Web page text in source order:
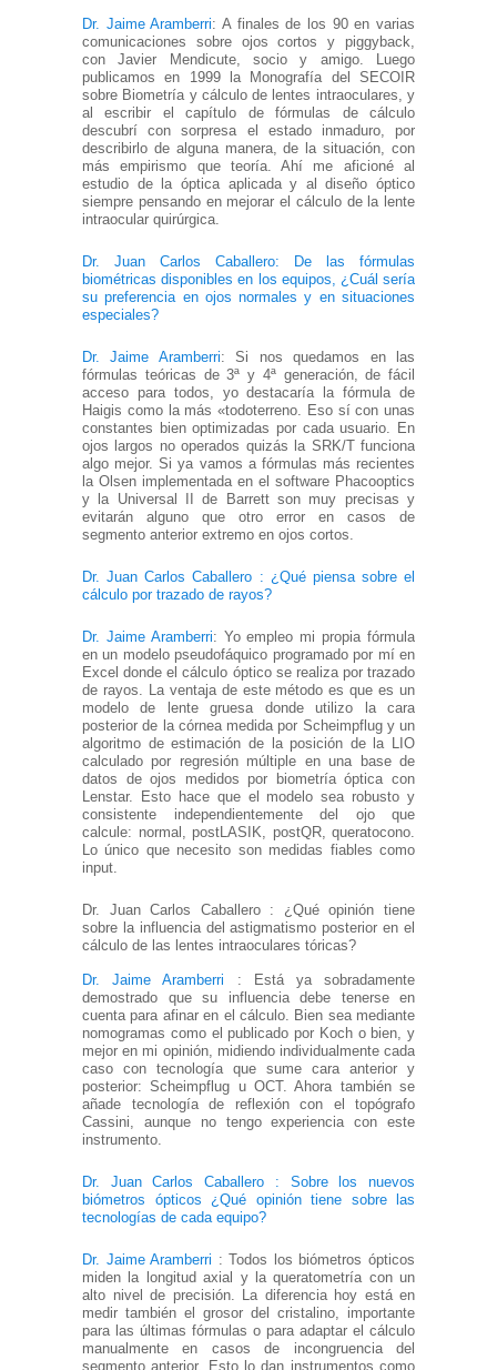
Dr. Jaime Aramberri: A finales de los 90 en varias
comunicaciones sobre ojos cortos y piggyback,
con Javier Mendicute, socio y amigo. Luego
publicamos en 1999 la Monografía del SECOIR
sobre Biometría y cálculo de lentes intraoculares, y
al escribir el capítulo de fórmulas de cálculo
descubrí con sorpresa el estado inmaduro, por
describirlo de alguna manera, de la situación, con
más empirismo que teoría. Ahí me aficioné al
estudio de la óptica aplicada y al diseño óptico
siempre pensando en mejorar el cálculo de la lente
intraocular quirúrgica.
Dr. Juan Carlos Caballero: De las fórmulas
biométricas disponibles en los equipos, ¿Cuál sería
su preferencia en ojos normales y en situaciones
especiales?
Dr. Jaime Aramberri: Si nos quedamos en las
fórmulas teóricas de 3ª y 4ª generación, de fácil
acceso para todos, yo destacaría la fórmula de
Haigis como la más «todoterreno. Eso sí con unas
constantes bien optimizadas por cada usuario. En
ojos largos no operados quizás la SRK/T funciona
algo mejor. Si ya vamos a fórmulas más recientes
la Olsen implementada en el software Phacooptics
y la Universal II de Barrett son muy precisas y
evitarán alguno que otro error en casos de
segmento anterior extremo en ojos cortos.
Dr. Juan Carlos Caballero : ¿Qué piensa sobre el
cálculo por trazado de rayos?
Dr. Jaime Aramberri: Yo empleo mi propia fórmula
en un modelo pseudofáquico programado por mí en
Excel donde el cálculo óptico se realiza por trazado
de rayos. La ventaja de este método es que es un
modelo de lente gruesa donde utilizo la cara
posterior de la córnea medida por Scheimpflug y un
algoritmo de estimación de la posición de la LIO
calculado por regresión múltiple en una base de
datos de ojos medidos por biometría óptica con
Lenstar. Esto hace que el modelo sea robusto y
consistente independientemente del ojo que
calcule: normal, postLASIK, postQR, queratocono.
Lo único que necesito son medidas fiables como
input.
Dr. Juan Carlos Caballero : ¿Qué opinión tiene
sobre la influencia del astigmatismo posterior en el
cálculo de las lentes intraoculares tóricas?
Dr. Jaime Aramberri : Está ya sobradamente
demostrado que su influencia debe tenerse en
cuenta para afinar en el cálculo. Bien sea mediante
nomogramas como el publicado por Koch o bien, y
mejor en mi opinión, midiendo individualmente cada
caso con tecnología que sume cara anterior y
posterior: Scheimpflug u OCT. Ahora también se
añade tecnología de reflexión con el topógrafo
Cassini, aunque no tengo experiencia con este
instrumento.
Dr. Juan Carlos Caballero : Sobre los nuevos
biómetros ópticos ¿Qué opinión tiene sobre las
tecnologías de cada equipo?
Dr. Jaime Aramberri : Todos los biómetros ópticos
miden la longitud axial y la queratometría con un
alto nivel de precisión. La diferencia hoy está en
medir también el grosor del cristalino, importante
para las últimas fórmulas o para adaptar el cálculo
manualmente en casos de incongruencia del
segmento anterior. Esto lo dan instrumentos como